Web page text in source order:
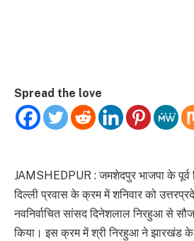
Spread the love
JAMSHEDPUR : जमशेदपुर भाजपा के पूर्व
दिल्ली प्रवास के क्रम में शनिवार को
नवनिर्वाचित सांसद दिनेशलाल निरहुआ से
किया। इस क्रम में श्री निरहुआ ने झारखंड